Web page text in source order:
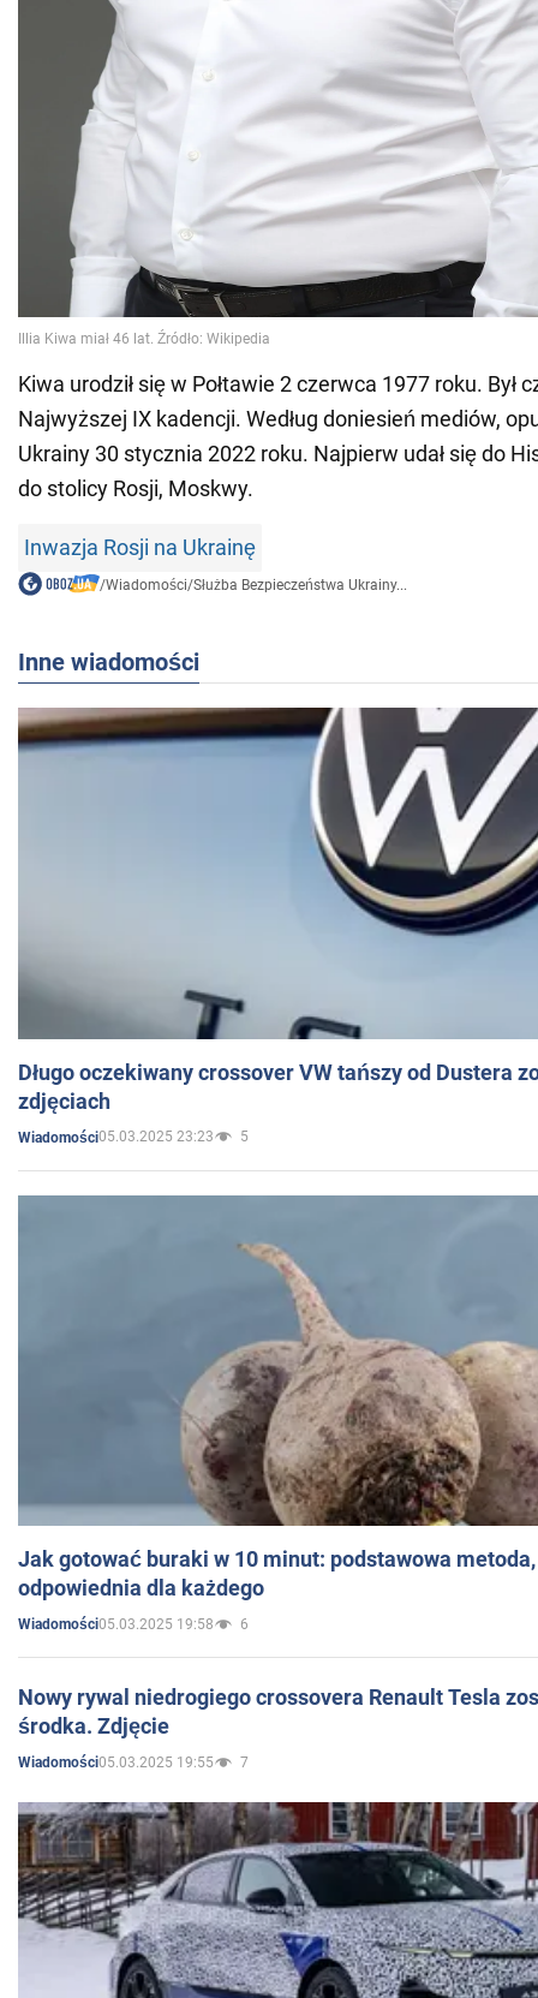
Kiwa urodził się w Połtawie 2 czerwca 1977 roku. Był
Najwyższej IX kadencji. Według doniesień mediów,
Ukrainy 30 stycznia 2022 roku. Najpierw udał się do
do stolicy Rosji, Moskwy.
Inwazja Rosji na Ukrainę
/Wiadomości/Służba Bezpieczeństwa Ukrainy...
Inne wiadomości
Długo oczekiwany crossover VW tańszy od Dustera
zdjęciach
Wiadomości05.03.2025 23:23 5
Jak gotować buraki w 10 minut: podstawowa
odpowiednia dla każdego
Wiadomości05.03.2025 19:58 6
Nowy rywal niedrogiego crossovera Renault Tesla
środka. Zdjęcie
Wiadomości05.03.2025 19:55 7